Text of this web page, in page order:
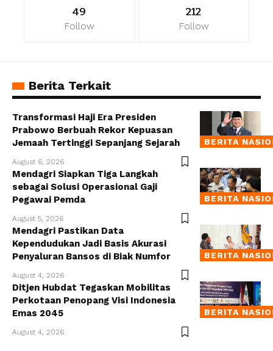
49
Follow
212
Follow
Berita Terkait
BERITA
Transformasi Haji Era Presiden
Prabowo Berbuah Rekor Kepuasan
Jemaah Tertinggi Sepanjang Sejarah
August 6, 2026
BERITA
Mendagri Siapkan Tiga Langkah
sebagai Solusi Operasional Gaji
Pegawai Pemda
August 5, 2026
BERITA
Mendagri Pastikan Data
Kependudukan Jadi Basis Akurasi
Penyaluran Bansos di Biak Numfor
August 4, 2026
BERITA
Ditjen Hubdat Tegaskan Mobilitas
Perkotaan Penopang Visi Indonesia
Emas 2045
August 4, 2026